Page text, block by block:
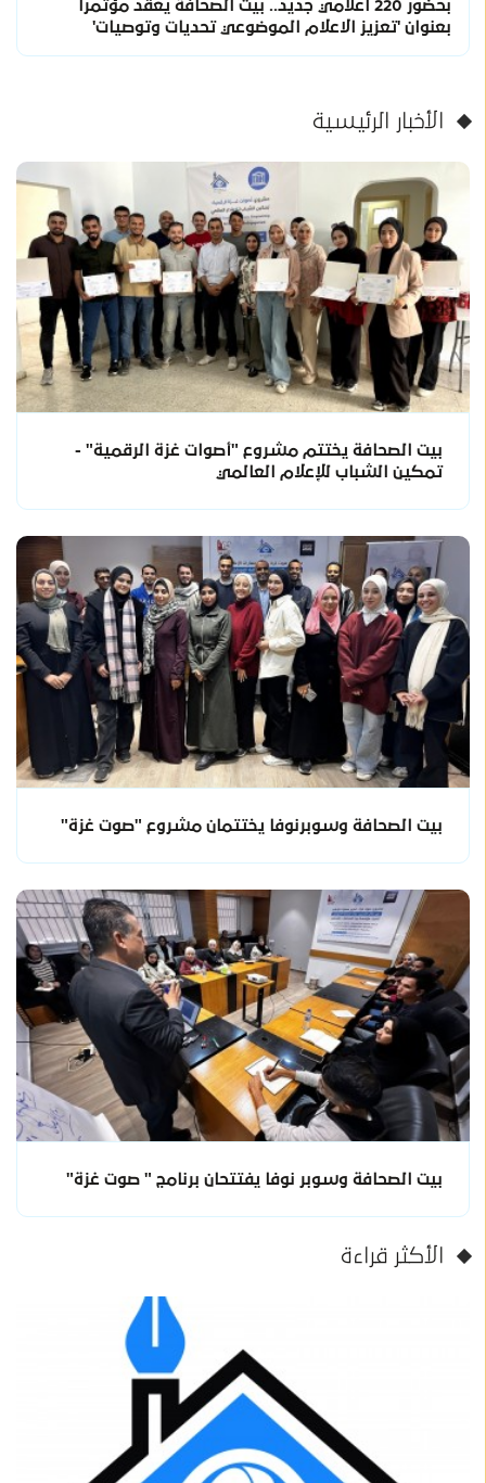
بحضور 220 اعلامي جديد.. بيت الصحافة يعقد مؤتمراً
بعنوان 'تعزيز الاعلام الموضوعي تحديات وتوصيات'
الأخبار الرئيسية
بيت الصحافة يختتم مشروع "أصوات غزة الرقمية" -
تمكين الشباب للإعلام العالمي
بيت الصحافة وسوبرنوفا يختتمان مشروع "صوت غزة"
بيت الصحافة وسوبر نوفا يفتتحان برنامج " صوت غزة"
الأكثر قراءة